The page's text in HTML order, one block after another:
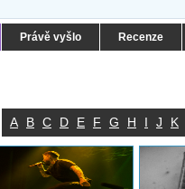
Právě vyšlo Recenze
A B C D E F G H I J K